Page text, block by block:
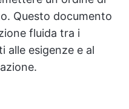
Questo documento
fluida tra i
alle esigenze e al